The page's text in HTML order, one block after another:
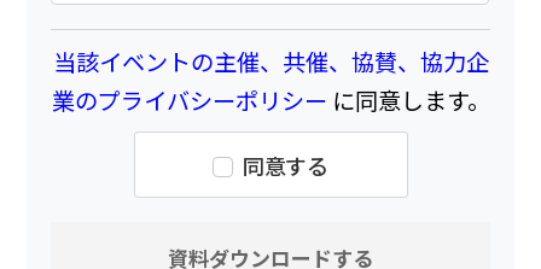
当該イベントの主催、共催、協賛、協力企
業のプライバシーポリシー に同意します。
同意する